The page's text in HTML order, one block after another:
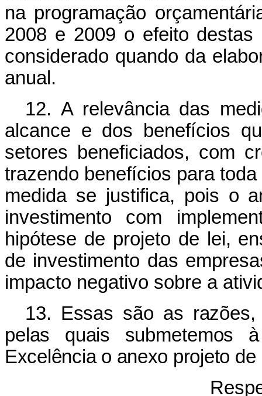
na programação
2008 e 2009 o efeito
considerado quando da
anual.
12. A relevância das
alcance e dos benefícios
setores beneficiados, com
trazendo benefícios para
medida se justifica, pois o
investimento com
hipótese de projeto de lei,
de investimento das
impacto negativo sobre a
13. Essas são as razões,
pelas quais submetemos à
Excelência o anexo projeto